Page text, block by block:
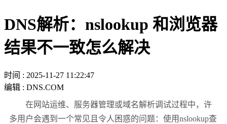
DNS解析：nslookup 和浏览器
结果不一致怎么解决
时间 : 2025-11-27 11:22:47
编辑 : DNS.COM
在网站运维、服务器管理或域名解析调试过程中，许
多用户会遇到一个常见且令人困惑的问题：使用nslookup查